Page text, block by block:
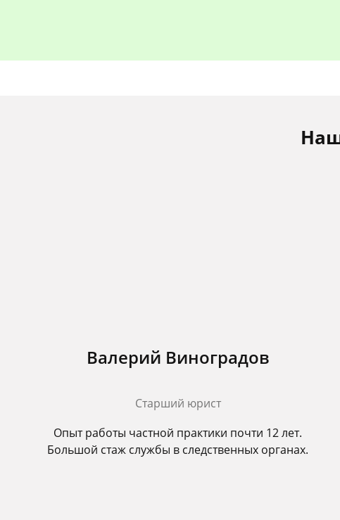
Валерий Виноградов
Старший юрист
Опыт работы частной практики почти 12 лет.
Большой стаж службы в следственных органах.